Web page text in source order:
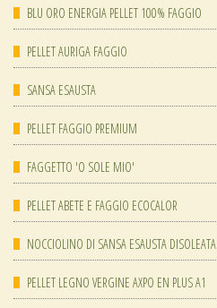
BLU ORO ENERGIA PELLET 100% FAGGIO
PELLET AURIGA FAGGIO
SANSA ESAUSTA
PELLET FAGGIO PREMIUM
FAGGETTO 'O SOLE MIO'
PELLET ABETE E FAGGIO ECOCALOR
NOCCIOLINO DI SANSA ESAUSTA DISOLEATA
PELLET LEGNO VERGINE AXPO EN PLUS A1